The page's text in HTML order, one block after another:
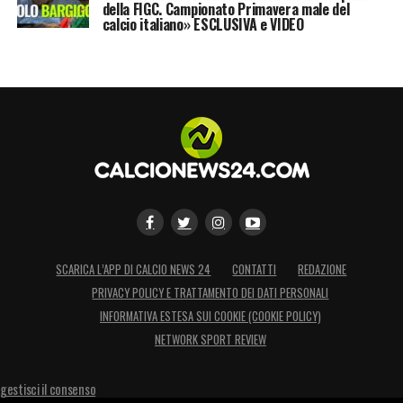
finanziare almeno alcuni dei colpi elencati
peso:Paulo DybalaeDouglas Costarestano
gli indiziati principali all’addio estivo.
LA PLAYLIST DELLE NOSTRE TOP NEWS
della FIGC. Campionato Primavera male del
calcio italiano» ESCLUSIVA e VIDEO
SCARICA L’APP DI CALCIO NEWS 24 CONTATTI
REDAZIONE
PRIVACY POLICY E TRATTAMENTO DEI DATI PERSONALI
INFORMATIVA ESTESA SUI COOKIE (COOKIE POLICY)
NETWORK SPORT REVIEW
gestisci il consenso